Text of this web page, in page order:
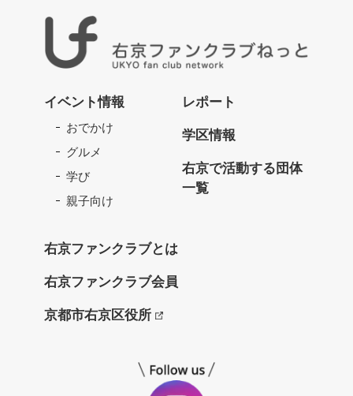
京
フ
と
イベント情報
おでかけ
グルメ
学び
親子向け
レポート
学区情報
右京で活動する団体
一覧
右京ファンクラブとは
右京ファンクラブ会員
京都市右京区役所